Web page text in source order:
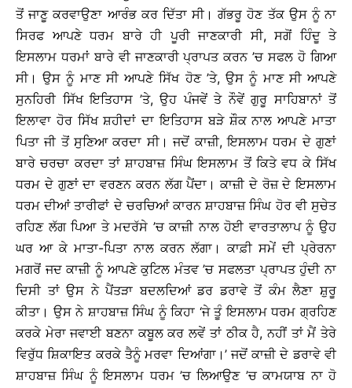
ਤੋਂ ਜਾਣੂ ਕਰਵਾਉਣਾ ਆਰੰਭ ਕਰ ਦਿੱਤਾ ਸੀ। ਗੱਭਰੂ ਹੋਣ ਤੱਕ ਉਸ ਨੂੰ ਨਾ
ਸਿਰਫ ਆਪਣੇ ਧਰਮ ਬਾਰੇ ਹੀ ਪੂਰੀ ਜਾਣਕਾਰੀ ਸੀ, ਸਗੋਂ ਹਿੰਦੂ ਤੇ
ਇਸਲਾਮ ਧਰਮਾਂ ਬਾਰੇ ਵੀ ਜਾਣਕਾਰੀ ਪ੍ਰਾਪਤ ਕਰਨ ’ਚ ਸਫਲ ਹੋ ਗਿਆ
ਸੀ। ਉਸ ਨੂੰ ਮਾਣ ਸੀ ਆਪਣੇ ਸਿੱਖ ਹੋਣ ’ਤੇ, ਉਸ ਨੂੰ ਮਾਣ ਸੀ ਆਪਣੇ
ਸੁਨਹਿਰੀ ਸਿੱਖ ਇਤਿਹਾਸ ’ਤੇ, ਉਹ ਪੰਜਵੇਂ ਤੇ ਨੌਵੇਂ ਗੁਰੂ ਸਾਹਿਬਾਨਾਂ ਤੋਂ
ਇਲਾਵਾ ਹੋਰ ਸਿੱਖ ਸ਼ਹੀਦਾਂ ਦਾ ਇਤਿਹਾਸ ਬੜੇ ਸ਼ੌਕ ਨਾਲ ਆਪਣੇ ਮਾਤਾ
ਪਿਤਾ ਜੀ ਤੋਂ ਸੁਣਿਆ ਕਰਦਾ ਸੀ। ਜਦੋਂ ਕਾਜ਼ੀ, ਇਸਲਾਮ ਧਰਮ ਦੇ ਗੁਣਾਂ
ਬਾਰੇ ਚਰਚਾ ਕਰਦਾ ਤਾਂ ਸ਼ਾਹਬਾਜ਼ ਸਿੰਘ ਇਸਲਾਮ ਤੋਂ ਕਿਤੇ ਵਧ ਕੇ ਸਿੱਖ
ਧਰਮ ਦੇ ਗੁਣਾਂ ਦਾ ਵਰਣਨ ਕਰਨ ਲੱਗ ਪੈਂਦਾ। ਕਾਜ਼ੀ ਦੇ ਰੋਜ਼ ਦੇ ਇਸਲਾਮ
ਧਰਮ ਦੀਆਂ ਤਾਰੀਫਾਂ ਦੇ ਚਰਚਿਆਂ ਕਾਰਨ ਸ਼ਾਹਬਾਜ਼ ਸਿੰਘ ਹੋਰ ਵੀ ਸੁਚੇਤ
ਰਹਿਣ ਲੱਗ ਪਿਆ ਤੇ ਮਦਰੱਸੇ ’ਚ ਕਾਜ਼ੀ ਨਾਲ ਹੋਈ ਵਾਰਤਾਲਾਪ ਨੂੰ ਉਹ
ਘਰ ਆ ਕੇ ਮਾਤਾ-ਪਿਤਾ ਨਾਲ ਕਰਨ ਲੱਗਾ। ਕਾਫ਼ੀ ਸਮੇਂ ਦੀ ਪ੍ਰੇਰਨਾ
ਮਗਰੋਂ ਜਦ ਕਾਜ਼ੀ ਨੂੰ ਆਪਣੇ ਕੁਟਿਲ ਮੰਤਵ ’ਚ ਸਫਲਤਾ ਪ੍ਰਾਪਤ ਹੁੰਦੀ ਨਾ
ਦਿਸੀ ਤਾਂ ਉਸ ਨੇ ਪੈਂਤੜਾ ਬਦਲਦਿਆਂ ਡਰ ਡਰਾਵੇ ਤੋਂ ਕੰਮ ਲੈਣਾ ਸ਼ੁਰੂ
ਕੀਤਾ। ਉਸ ਨੇ ਸ਼ਾਹਬਾਜ਼ ਸਿੰਘ ਨੂੰ ਕਿਹਾ ‘ਜੇ ਤੂੰ ਇਸਲਾਮ ਧਰਮ ਗ੍ਰਹਿਣ
ਕਰਕੇ ਮੇਰਾ ਜਵਾਈ ਬਣਨਾ ਕਬੂਲ ਕਰ ਲਵੇਂ ਤਾਂ ਠੀਕ ਹੈ, ਨਹੀਂ ਤਾਂ ਮੈਂ ਤੇਰੇ
ਵਿਰੁੱਧ ਸ਼ਿਕਾਇਤ ਕਰਕੇ ਤੈਨੂੰ ਮਰਵਾ ਦਿਆਂਗਾ।’ ਜਦੋਂ ਕਾਜ਼ੀ ਦੇ ਡਰਾਵੇ ਵੀ
ਸ਼ਾਹਬਾਜ਼ ਸਿੰਘ ਨੂੰ ਇਸਲਾਮ ਧਰਮ ’ਚ ਲਿਆਉਣ ’ਚ ਕਾਮਯਾਬ ਨਾ ਹੋ